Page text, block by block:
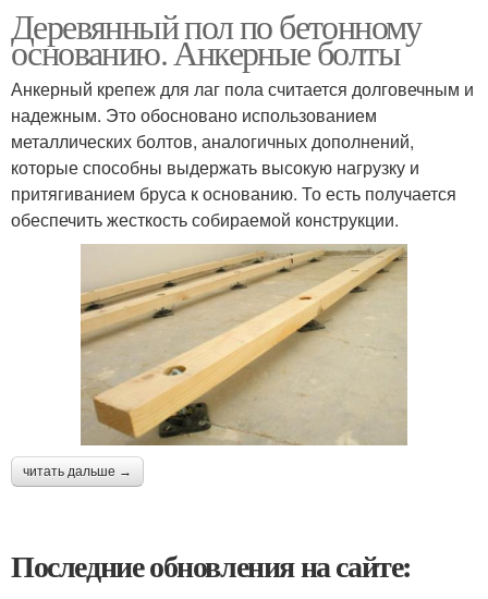
Деревянный пол по бетонному
основанию. Анкерные болты
Анкерный крепеж для лаг пола считается долговечным и
надежным. Это обосновано использованием
металлических болтов, аналогичных дополнений,
которые способны выдержать высокую нагрузку и
притягиванием бруса к основанию. То есть получается
обеспечить жесткость собираемой конструкции.
читать дальше →
Последние обновления на сайте: